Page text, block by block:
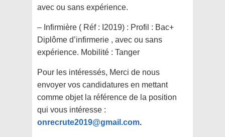
avec ou sans expérience.
– Infirmière ( Réf : I2019) : Profil : Bac+
Diplôme d’infirmerie , avec ou sans
expérience. Mobilité : Tanger
Pour les intéressés, Merci de nous
envoyer vos candidatures en mettant
comme objet la référence de la position
qui vous intéresse :
onrecrute2019@gmail.com.